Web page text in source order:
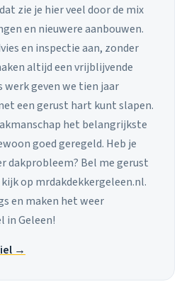
zie je hier veel door de mix
en nieuwere aanbouwen.
en inspectie aan, zonder
altijd een vrijblijvende
werk geven we tien jaar
een gerust hart kunt slapen.
het belangrijkste
goed geregeld. Heb je
dakprobleem? Bel me gerust
kijk op mrdakdekkergeleen.nl.
en maken het weer
in Geleen!
→